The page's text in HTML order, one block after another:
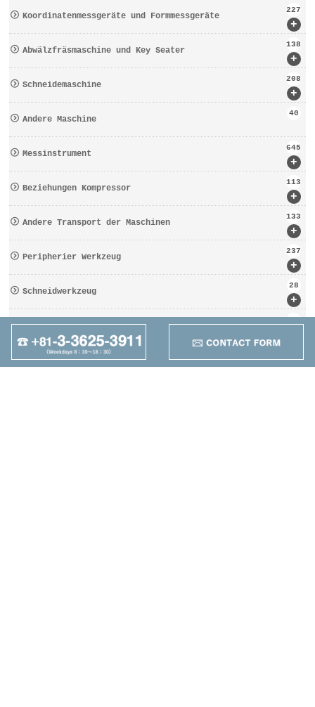
+
Koordinatenmessgeräte und Formmessgeräte
227
+
Abwälzfräsmaschine und Key Seater
138
+
Schneidemaschine
208
Andere Maschine
40
+
Messinstrument
645
+
Beziehungen Kompressor
113
+
Andere Transport der Maschinen
133
+
Peripherier Werkzeug
237
+
Schneidwerkzeug
28
Werkzeugbezogen
162
+
Anders